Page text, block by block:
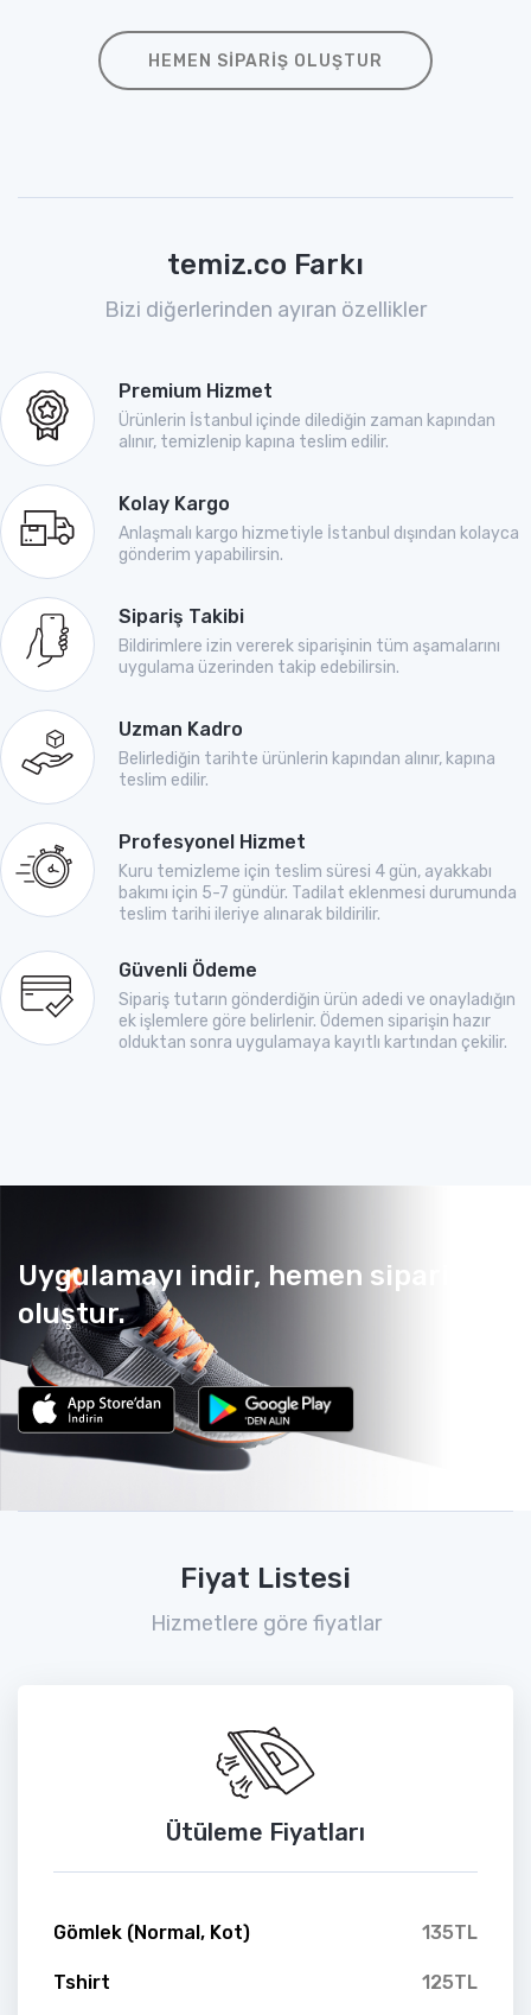
HEMEN SIPARIŞ OLUŞTUR
temiz.co Farkı
Bizi diğerlerinden ayıran özellikler
Premium Hizmet
Ürünlerin İstanbul içinde dilediğin zaman kapından
alınır, temizlenip kapına teslim edilir.
Kolay Kargo
Anlaşmalı kargo hizmetiyle İstanbul dışından kolayca
gönderim yapabilirsin.
Sipariş Takibi
Bildirimlere izin vererek siparişinin tüm aşamalarını
uygulama üzerinden takip edebilirsin.
Uzman Kadro
Belirlediğin tarihte ürünlerin kapından alınır, kapına
teslim edilir.
Profesyonel Hizmet
Kuru temizleme için teslim süresi 4 gün, ayakkabı
bakımı için 5-7 gündür. Tadilat eklenmesi durumunda
teslim tarihi ileriye alınarak bildirilir.
Güvenli Ödeme
Sipariş tutarın gönderdiğin ürün adedi ve onayladığın
ek işlemlere göre belirlenir. Ödemen siparişin hazır
olduktan sonra uygulamaya kayıtlı kartından çekilir.
Uygulamayı indir, hemen sipariş
oluştur.
Fiyat Listesi
Hizmetlere göre fiyatlar
Ütüleme Fiyatları
Gömlek (Normal, Kot) 135TL
Tshirt 125TL